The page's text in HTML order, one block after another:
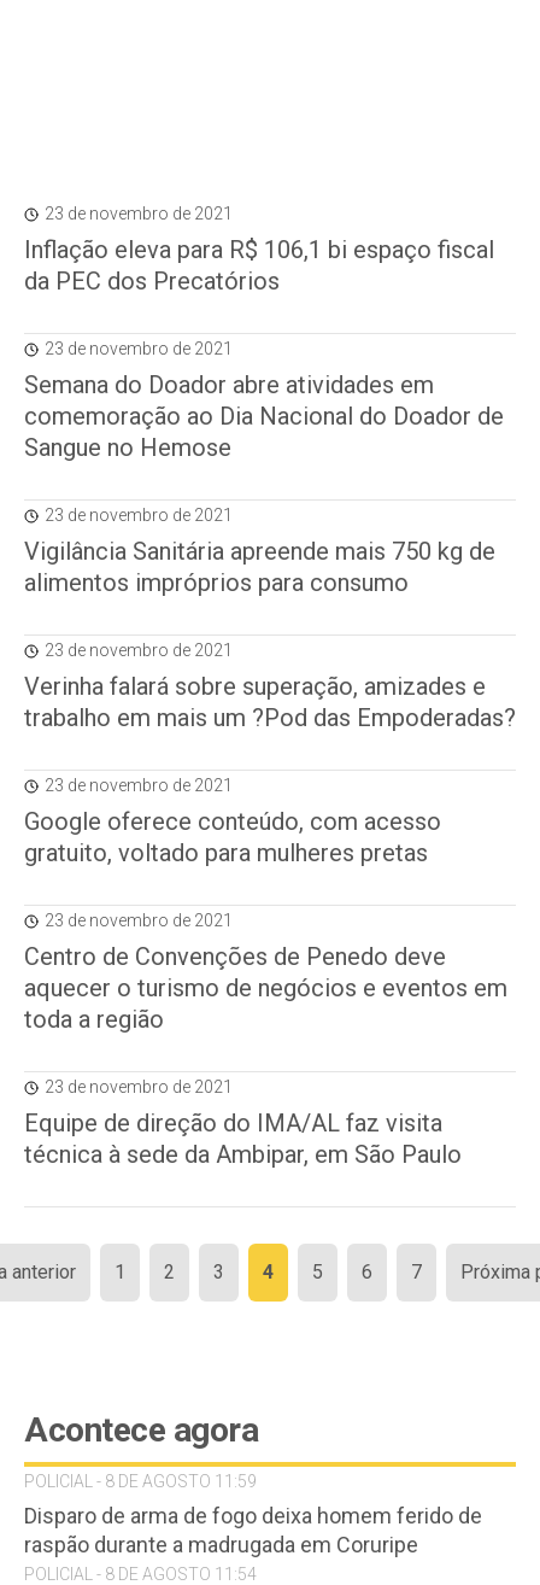
23 de novembro de 2021
Inflação eleva para R$ 106,1 bi espaço fiscal
da PEC dos Precatórios
23 de novembro de 2021
Semana do Doador abre atividades em
comemoração ao Dia Nacional do Doador de
Sangue no Hemose
23 de novembro de 2021
Vigilância Sanitária apreende mais 750 kg de
alimentos impróprios para consumo
23 de novembro de 2021
Verinha falará sobre superação, amizades e
trabalho em mais um ?Pod das Empoderadas?
23 de novembro de 2021
Google oferece conteúdo, com acesso
gratuito, voltado para mulheres pretas
23 de novembro de 2021
Centro de Convenções de Penedo deve
aquecer o turismo de negócios e eventos em
toda a região
23 de novembro de 2021
Equipe de direção do IMA/AL faz visita
técnica à sede da Ambipar, em São Paulo
Paginação
de
anterior 1 2 3 4 5 6 7 Próxima
Acontece agora
POLICIAL - 8 DE AGOSTO 11:59
Disparo de arma de fogo deixa homem ferido de
raspão durante a madrugada em Coruripe
POLICIAL - 8 DE AGOSTO 11:54